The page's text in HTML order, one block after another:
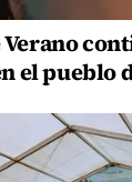
el pueblo